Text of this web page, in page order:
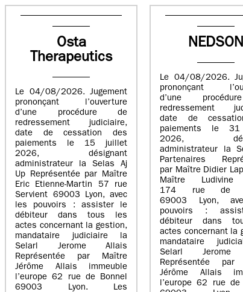
Osta
Therapeutics
Le 04/08/2026. Jugement
prononçant l’ouverture
d’une procédure de
redressement judiciaire,
date de cessation des
paiements le 15 juillet
2026, désignant
administrateur la Selas Aj
Up Représentée par Maître
Eric Etienne-Martin 57 rue
Servient 69003 Lyon, avec
les pouvoirs : assister le
débiteur dans tous les
actes concernant la gestion,
mandataire judiciaire la
Selarl Jerome Allais
Représentée par Maître
Jérôme Allais immeuble
l’europe 62 rue de Bonnel
69003 Lyon. Les
NEDSON
Le 04/08/2026.
prononçant
d’une
redressement
date de
paiements le
2026,
administrateur la
Partenaires
par Maître Didier
Maître Ludivine
174 rue de
69003 Lyon,
pouvoirs :
débiteur dans
actes concernant la
mandataire
Selarl Jerome
Représentée par
Jérôme Allais
l’europe 62 rue de